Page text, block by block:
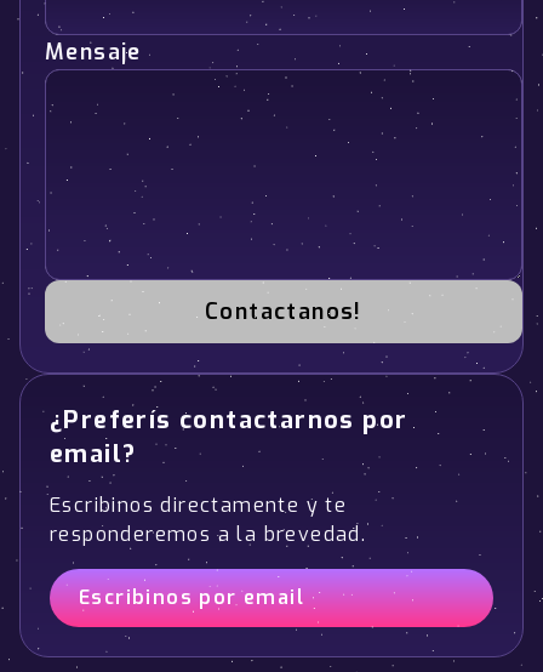
Mensaje
Contactanos!
¿Preferís contactarnos por
email?
Escribinos directamente y te
responderemos a la brevedad.
Escribinos por email